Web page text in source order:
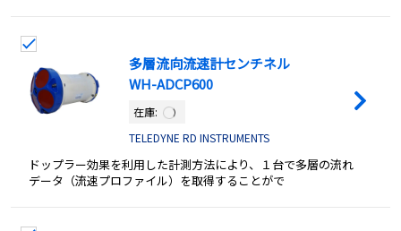
多層流向流速計センチネル
WH-ADCP600
在庫:
TELEDYNE RD INSTRUMENTS
ドップラー効果を利用した計測方法により、１台で多層の流れ
データ（流速プロファイル）を取得することがで